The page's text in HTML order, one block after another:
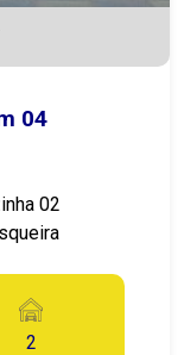
04
02
2